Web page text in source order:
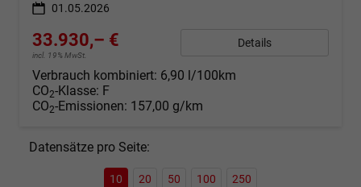
01.05.2026
33.930,– €
incl. 19% MwSt.
Details
Verbrauch kombiniert: 6,90 l/100km
CO2-Klasse: F
CO2-Emissionen: 157,00 g/km
Datensätze pro Seite:
10 20 50 100 250